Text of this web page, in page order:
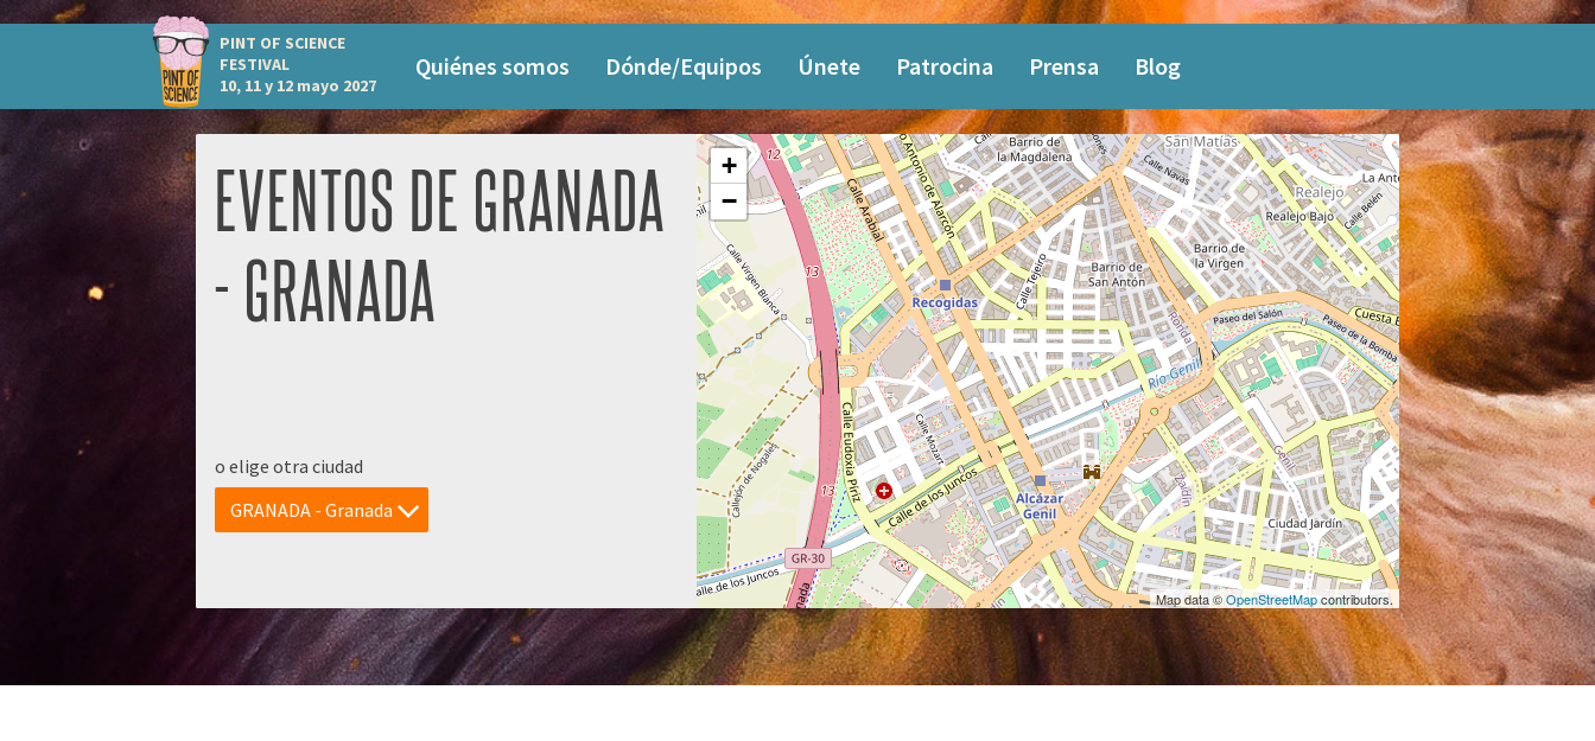
PINT OF SCIENCE
FESTIVAL
10, 11 y 12 mayo 2027
Quiénes somos Dónde/Equipos Únete Patrocina Prensa Blog
EVENTOS DE GRANADA
- GRANADA
o elige otra ciudad
GRANADA - Granada
+
−
Map data ©OpenStreetMapcontributors.